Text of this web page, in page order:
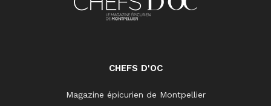
CHEFS D'OC
Magazine épicurien de Montpellier